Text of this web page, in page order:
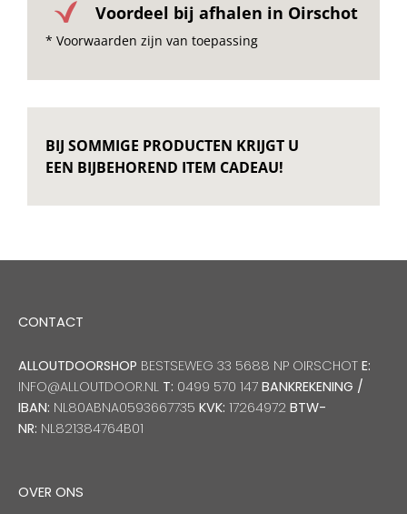
Voordeel bij afhalen in Oirschot
* Voorwaarden zijn van toepassing
BIJ SOMMIGE PRODUCTEN KRIJGT U
EEN BIJBEHOREND ITEM CADEAU!
CONTACT
ALLOUTDOORSHOP BESTSEWEG 33 5688 NP OIRSCHOT E:
INFO@ALLOUTDOOR.NL T: 0499 570 147 BANKREKENING /
IBAN: NL80ABNA0593667735 KVK: 17264972 BTW-
NR: NL821384764B01
OVER ONS